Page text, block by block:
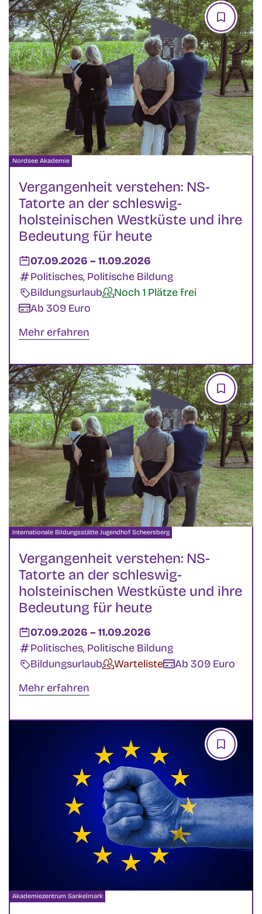
Vergangenheit verstehen: NS-
Tatorte an der schleswig-
holsteinischen Westküste und ihre
Bedeutung für heute
Veranstalter:
Nordsee Akademie
Datum:
07.09.2026 – bis
11.09.2026
Kategorien:
Politisches, Politische Bildung
Veranstaltungsart:
BildungsurlaubVerfügbarkeit:
Noch 1 Plätze frei
Kosten:
Ab 309 Euro
Mehr erfahren
Vergangenheit verstehen: NS-
Tatorte an der schleswig-
holsteinischen Westküste und ihre
Bedeutung für heute
Veranstalter:
Internationale Bildungsstätte Jugendhof Scheersberg
Datum:
07.09.2026 – bis
11.09.2026
Kategorien:
Politisches, Politische Bildung
Veranstaltungsart:
BildungsurlaubVerfügbarkeit:
WartelisteKosten:
Ab 309 Euro
Mehr erfahren
Veranstalter:
Akademiezentrum Sankelmark